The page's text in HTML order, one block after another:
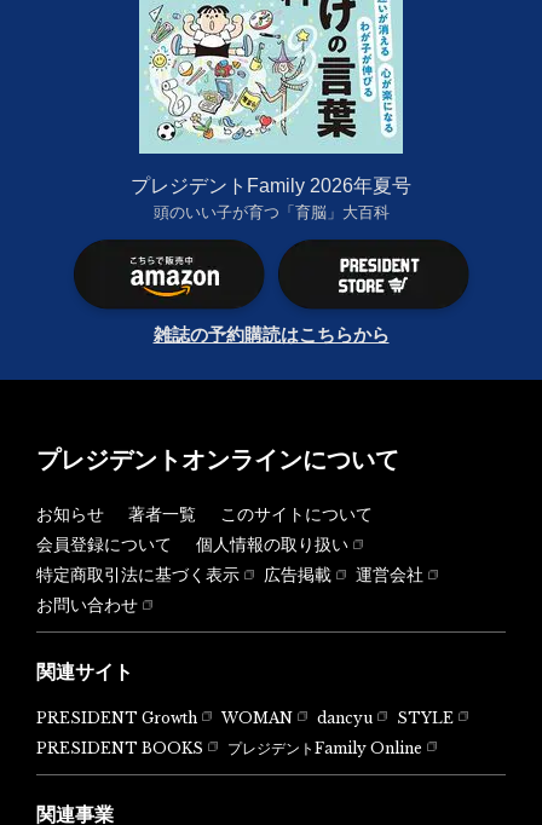
プレジデントFamily 2026年夏号
頭のいい子が育つ「育脳」大百科
雑誌の予約購読はこちらから
プレジデントオンラインについて
お知らせ 著者一覧
このサイトについて
会員登録について
個人情報の取り扱い
特定商取引法に基づく表示
広告掲載
運営会社
お問い合わせ
関連サイト
PRESIDENT Growth WOMAN dancyu
STYLE
PRESIDENT BOOKS
プレジデントFamily Online
関連事業